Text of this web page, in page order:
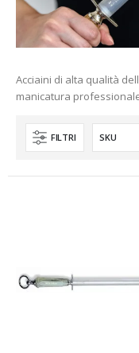
Acciaini di alta qualità
manicatura
FILTRI